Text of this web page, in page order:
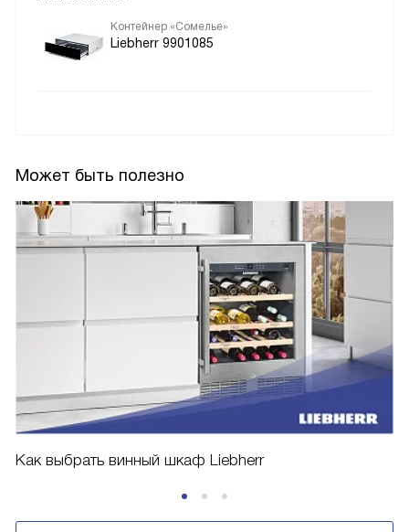
Может быть полезно
Как выбрать винный шкаф Liebherr
Контейнер «Сомелье»
Liebherr 9901085